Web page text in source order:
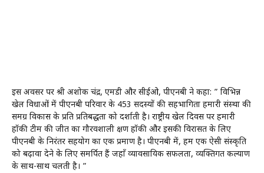
इस अवसर पर श्री अशोक चंद्र, एमडी और सीईओ, पीएनबी ने कहा: ” विभिन्न
खेल विधाओं में पीएनबी परिवार के 453 सदस्यों की सहभागिता हमारी संस्था की
समग्र विकास के प्रति प्रतिबद्धता को दर्शाती है। राष्ट्रीय खेल दिवस पर हमारी
हॉकी टीम की जीत का गौरवशाली क्षण हॉकी और इसकी विरासत के लिए
पीएनबी के निरंतर सहयोग का एक प्रमाण है। पीएनबी में, हम एक ऐसी संस्कृति
को बढ़ावा देने के लिए समर्पित हैं जहाँ व्यावसायिक सफलता, व्यक्तिगत कल्याण
के साथ-साथ चलती है। ”